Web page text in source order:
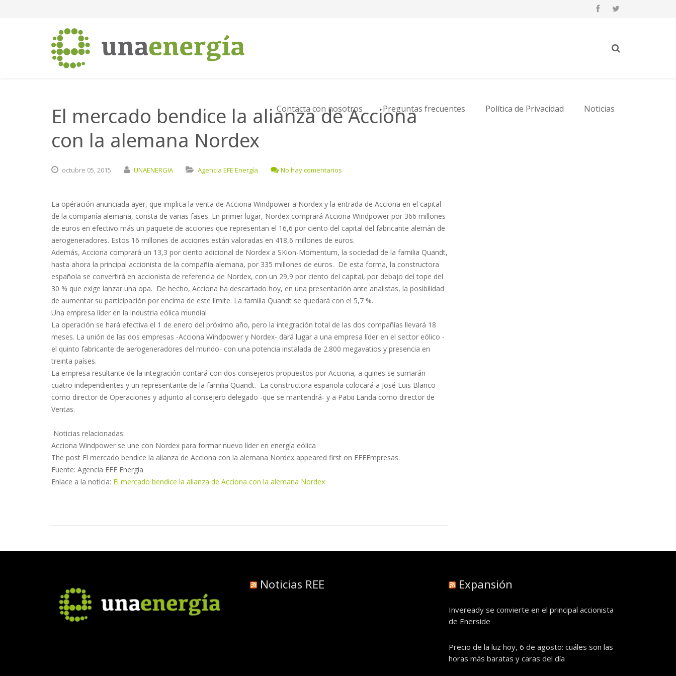
Contacta con nosotros Preguntas frecuentes Política de Privacidad Noticias
El mercado bendice la alianza de Acciona
con la alemana Nordex
octubre 05,2015 UNAENERGIA Agencia EFE Energía No hay comentarios
La opéración anunciada ayer, que implica la venta de Acciona Windpower a Nordex y la entrada de Acciona en el capital
de la compañía alemana, consta de varias fases. En primer lugar, Nordex comprará Acciona Windpower por 366 millones
de euros en efectivo más un paquete de acciones que representan el 16,6 por ciento del capital del fabricante alemán de
aerogeneradores. Estos 16 millones de acciones están valoradas en 418,6 millones de euros.
Además, Acciona comprará un 13,3 por ciento adicional de Nordex a SKion-Momentum, la sociedad de la familia Quandt,
hasta ahora la principal accionista de la compañía alemana, por 335 millones de euros. De esta forma, la constructora
española se convertirá en accionista de referencia de Nordex, con un 29,9 por ciento del capital, por debajo del tope del
30 % que exige lanzar una opa. De hecho, Acciona ha descartado hoy, en una presentación ante analistas, la posibilidad
de aumentar su participación por encima de este límite. La familia Quandt se quedará con el 5,7 %.
Una empresa líder en la industria eólica mundial
La operación se hará efectiva el 1 de enero del próximo año, pero la integración total de las dos compañías llevará 18
meses. La unión de las dos empresas -Acciona Windpower y Nordex- dará lugar a una empresa líder en el sector eólico -
el quinto fabricante de aerogeneradores del mundo- con una potencia instalada de 2.800 megavatios y presencia en
treinta países.
La empresa resultante de la integración contará con dos consejeros propuestos por Acciona, a quines se sumarán
cuatro independientes y un representante de la familia Quandt. La constructora española colocará a José Luis Blanco
como director de Operaciones y adjunto al consejero delegado -que se mantendrá- y a Patxi Landa como director de
Ventas.
Noticias relacionadas:
Acciona Windpower se une con Nordex para formar nuevo líder en energía eólica
The post El mercado bendice la alianza de Acciona con la alemana Nordex appeared first on EFEEmpresas.
Fuente: Agencia EFE Energía
Enlace a la noticia: El mercado bendice la alianza de Acciona con la alemana Nordex
Noticias REE Expansión
Inveready se convierte en el principal accionista
de Enerside
Precio de la luz hoy, 6 de agosto: cuáles son las
horas más baratas y caras del día